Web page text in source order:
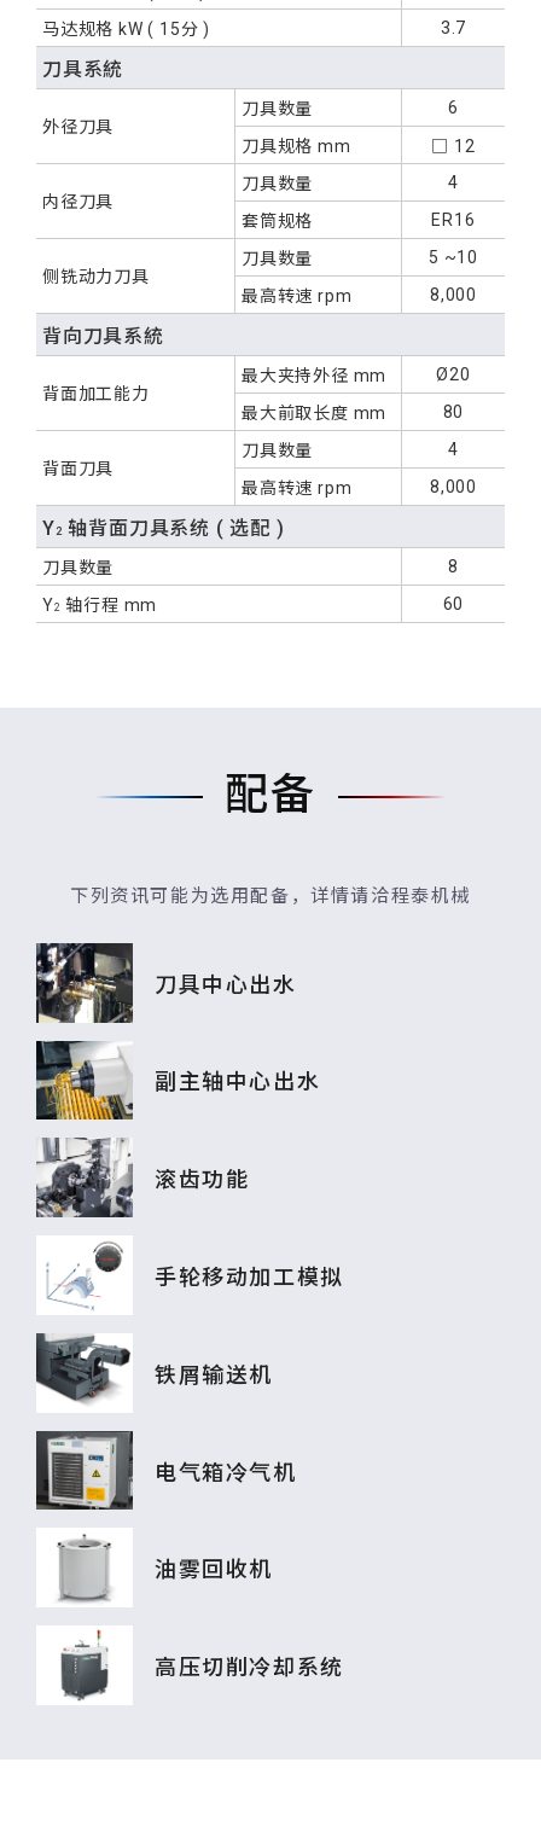
马达规格 kW ( 15分 ) 3.7
刀具系統
外径刀具
刀具数量
6
刀具规格 mm □ 12
内径刀具
刀具数量
4
套筒规格
ER16
侧铣动力刀具
刀具数量
5 ~10
最高转速 rpm 8,000
背向刀具系統
背面加工能力
最大夹持外径 mm
Ø20
最大前取长度 mm 80
背面刀具
刀具数量
4
最高转速 rpm 8,000
Y2 轴背面刀具系统 ( 选配 )
刀具数量
8
Y2 轴行程 mm 60
配备
下列资讯可能为选用配备，详情请洽程泰机械
刀具中心出水
副主轴中心出水
滚齿功能
手轮移动加工模拟
铁屑输送机
电气箱冷气机
油雾回收机
高压切削冷却系统